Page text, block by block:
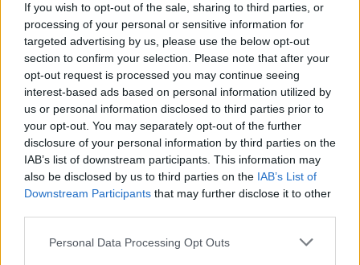
If you wish to opt-out of the sale, sharing to third parties, or
processing of your personal or sensitive information for
targeted advertising by us, please use the below opt-out
section to confirm your selection. Please note that after your
opt-out request is processed you may continue seeing
interest-based ads based on personal information utilized by
us or personal information disclosed to third parties prior to
your opt-out. You may separately opt-out of the further
disclosure of your personal information by third parties on the
IAB’s list of downstream participants. This information may
also be disclosed by us to third parties on the IAB’s List of
Downstream Participants that may further disclose it to other
Personal Data Processing Opt Outs
fine stagione. Il rapporto è ormai ai titoli di coda e a meno di
colpi di scena ci si aspetta la separazione tra Conte e il
Napoli".